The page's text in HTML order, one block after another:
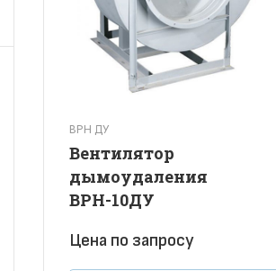
ВРН ДУ
Вентилятор
дымоудаления
ВРН-10ДУ
Цена по запросу